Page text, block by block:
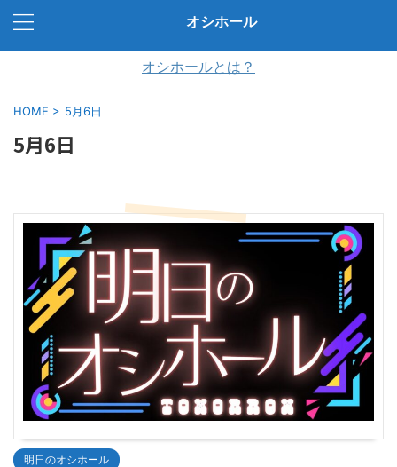
オシホール
オシホールとは？
HOME > 5月6日
5月6日
明日のオシホール